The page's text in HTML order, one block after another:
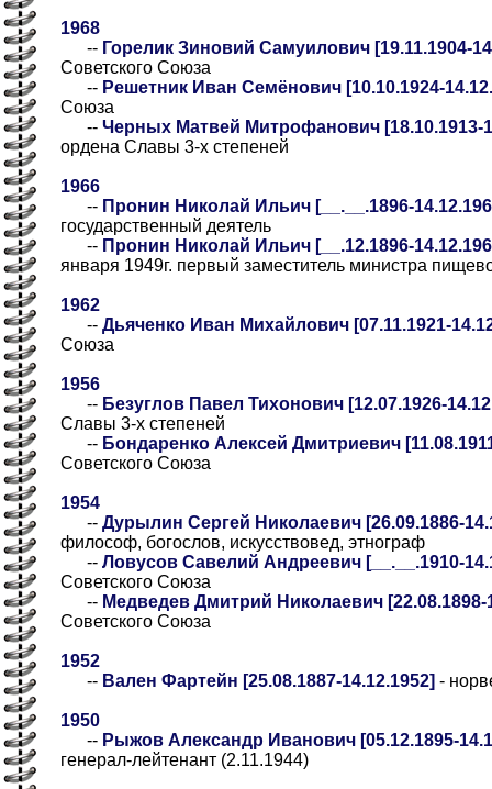
1968
-- Горелик Зиновий Самуилович [19.11.1904-
Советского Союза
-- Решетник Иван Семёнович [10.10.1924-
Союза
-- Черных Матвей Митрофанович [18.10.1913-
ордена Славы 3-х степеней
1966
-- Пронин Николай Ильич [__.__.1896-
государственный деятель
-- Пронин Николай Ильич [__.12.1896-
января 1949г. первый заместитель министра
1962
-- Дьяченко Иван Михайлович [07.11.1921-
Союза
1956
-- Безуглов Павел Тихонович [12.07.1926-
Славы 3-х степеней
-- Бондаренко Алексей Дмитриевич
Советского Союза
1954
-- Дурылин Сергей Николаевич [26.09.1886-
философ, богослов, искусствовед, этнограф
-- Ловусов Савелий Андреевич [__.__.1910-
Советского Союза
-- Медведев Дмитрий Николаевич [22.08.1898-
Советского Союза
1952
-- Вален Фартейн [25.08.1887-14.12.1952] -
1950
-- Рыжов Александр Иванович [05.12.1895-
генерал-лейтенант (2.11.1944)